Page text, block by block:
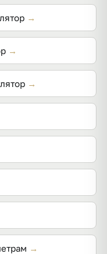
ввести
за тонну. Но из-
и лист
немного ниже.
и
завода.
→
→
→
→